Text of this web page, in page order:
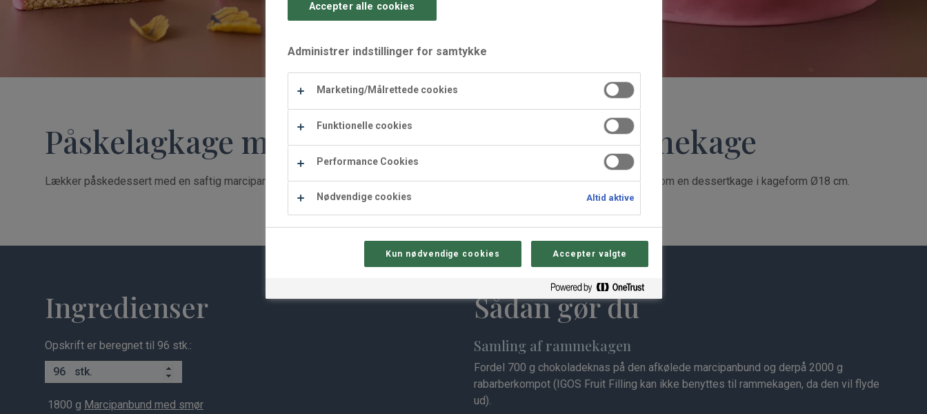
Påskelagkage med citron og rabarber- rammekage
Lækker påskedessert med en saftig marcipanbund og smage af citron, rabarber og hvid chokolade. Desserten kan også laves som en dessertkage i kageform Ø18 cm.
Ingredienser
Opskrift er beregnet til 96 stk.:
stk.
1800 g Marcipanbund med smør
Sådan gør du
Samling af rammekagen
Fordel 700 g chokoladeknas på den afkølede marcipanbund og derpå 2000 g
rabarberkompot (IGOS Fruit Filling kan ikke benyttes til rammekagen, da den vil flyde
ud).
Waffle Supply
Accepter alle cookies
Administrer indstillinger for samtykke
Marketing/Målrettede cookies
Funktionelle cookies
Performance Cookies
Nødvendige cookies Altid aktive
Kun nødvendige cookies Accepter valgte